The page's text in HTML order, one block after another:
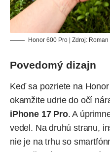
Honor 600 Pro | Zdroj:
Povedomý dizajn
Keď sa pozriete na
okamžite udrie do očí
iPhone 17 Pro. A
vedel. Na druhú stranu,
nie je na trhu so